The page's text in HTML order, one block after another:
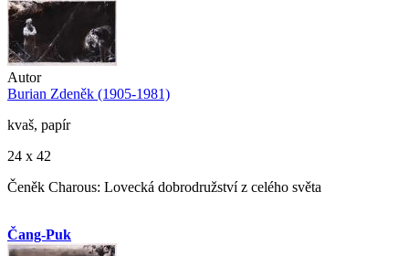
Autor
Burian Zdeněk (1905-1981)
kvaš, papír
24 x 42
Čeněk Charous: Lovecká dobrodružství z celého světa
Čang-Puk